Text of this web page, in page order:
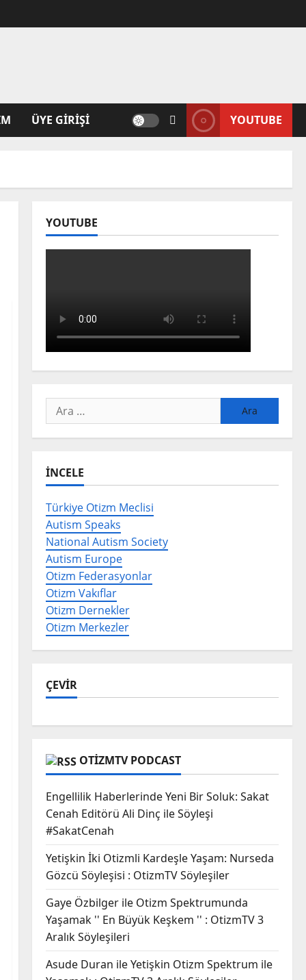
ÜYE GIRIŞI YOUTUBE
YOUTUBE
Arama:
İNCELE
Türkiye Otizm Meclisi
Autism Speaks
National Autism Society
Autism Europe
Otizm Federasyonlar
Otizm Vakıflar
Otizm Dernekler
Otizm Merkezler
ÇEVİR
OTIZMTV PODCAST
Engellilik Haberlerinde Yeni Bir Soluk: Sakat
Cenah Editörü Ali Dinç ile Söyleşi
#SakatCenah
Yetişkin İki Otizmli Kardeşle Yaşam: Nurseda
Gözcü Söyleşisi : OtizmTV Söyleşiler
Gaye Özbilger ile Otizm Spektrumunda
Yaşamak '' En Büyük Keşkem '' : OtizmTV 3
Aralık Söyleşileri
Asude Duran ile Yetişkin Otizm Spektrum ile